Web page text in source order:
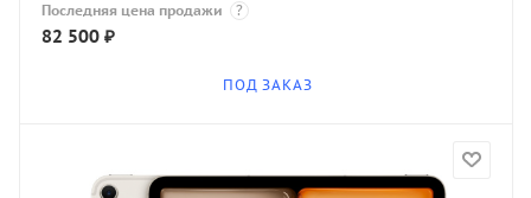
Последняя цена продажи ?
82 500 ₽
ПОД ЗАКАЗ